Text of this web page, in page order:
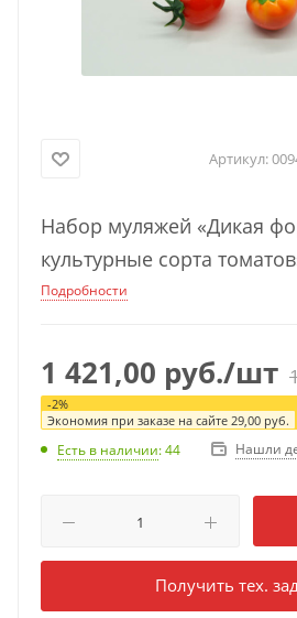
Артикул:
Набор муляжей «Дикая
культурные сорта
Подробности
1 421,00 руб./шт
-2%
Экономия при заказе на сайте 29,00 руб.
Есть в наличии: 44 Нашли
Получить тех.